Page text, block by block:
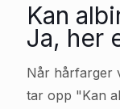
Kan
Ja, her
Når hårfarger
tar opp "Kan